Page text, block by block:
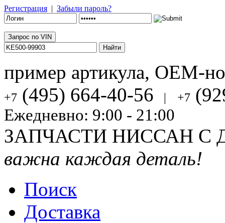
Регистрация | Забыли пароль?
Запрос по VIN
пример артикула, OEM-
+7 (495) 664-40-56 | +7
Ежедневно: 9:00 - 21:00
ЗАПЧАСТИ НИССАН С
важна каждая деталь!
Поиск
Доставка